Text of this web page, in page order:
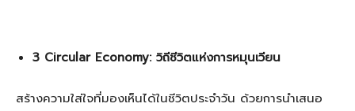
3 Circular Economy: วิถีชีวิตแห่งการหมุนเวียน
สร้างความใส่ใจที่มองเห็นได้ในชีวิตประจำวัน ด้วยการนำเสนอ